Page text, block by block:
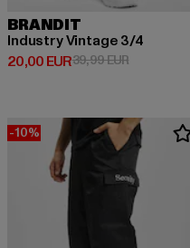
BRANDIT
Industry Vintage 3/4
20,00 EUR
Derzeitiger Preis: 20,00 EUR
39,99 EUR
-10%